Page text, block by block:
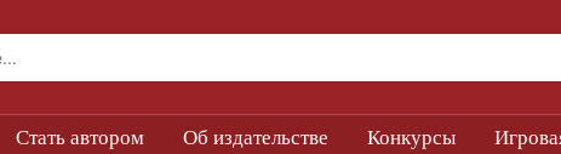
Стать автором Об издательстве Конкурсы